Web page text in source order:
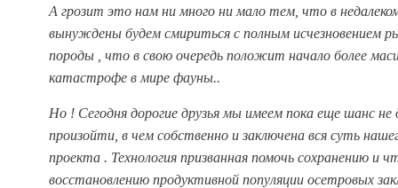
А грозит это нам ни много ни мало тем, что в
вынуждены будем смириться с полным исчезновением
породы , что в свою очередь положит начало более
катастрофе в мире фауны..
Но ! Сегодня дорогие друзья мы имеем пока еще шанс
произойти, в чем собственно и заключена вся суть
проекта . Технология призванная помочь сохранению и
восстановлению продуктивной популяции осетровых